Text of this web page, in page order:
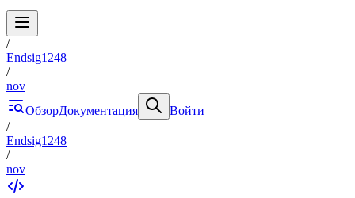
/
Endsig1248
/
nov
ОбзорДокументация
Войти
/
Endsig1248
/
nov